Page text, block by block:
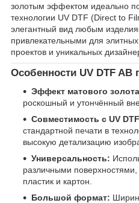
золотым эффектом идеально
технологии UV DTF (Direct to
элегантный вид любым
привлекательными для
проектов и уникальных
Особенности UV DTF AB
Эффект матового
роскошный и утончённый
Совместимость с UV
стандартной печати в
высокую детализацию
Универсальность:
различными поверхностями,
пластик и картон.
Большой формат: